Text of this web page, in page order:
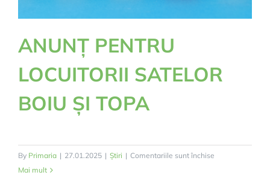
ANUNȚ PENTRU
LOCUITORII SATELOR
BOIU ȘI TOPA
By Primaria | 27.01.2025 | Știri | Comentariile sunt închise
Mai mult